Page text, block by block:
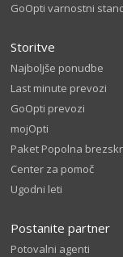
GoOpti varnostni
Storitve
Najboljše ponudbe
Last minute prevozi
GoOpti prevozi
mojOpti
Paket Popolna
Center za pomoč
Ugodni leti
Postanite partner
Potovalni agenti